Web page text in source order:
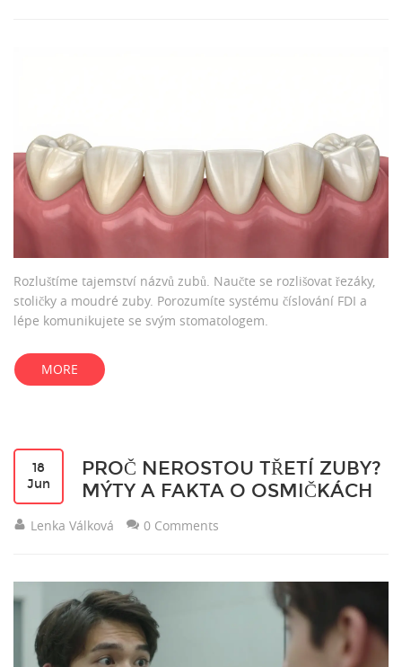
Rozluštíme tajemství názvů zubů. Naučte se rozlišovat řezáky,
stoličky a moudré zuby. Porozumíte systému číslování FDI a
lépe komunikujete se svým stomatologem.
MORE
18
Jun
PROČ NEROSTOU TŘETÍ ZUBY?
MÝTY A FAKTA O OSMIČKÁCH
Lenka Válková 0 Comments